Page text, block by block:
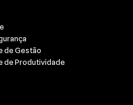
de Gestão
de Produtividade